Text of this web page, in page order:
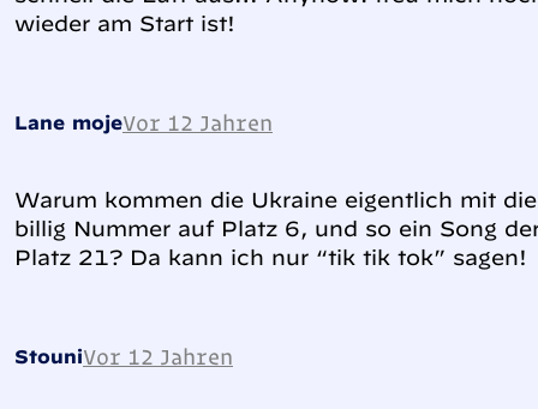
wieder am Start ist!
Lane mojeVor 12 Jahren
Warum kommen die Ukraine eigentlich mit
billig Nummer auf Platz 6, und so ein Song
Platz 21? Da kann ich nur “tik tik tok” sagen!
StouniVor 12 Jahren